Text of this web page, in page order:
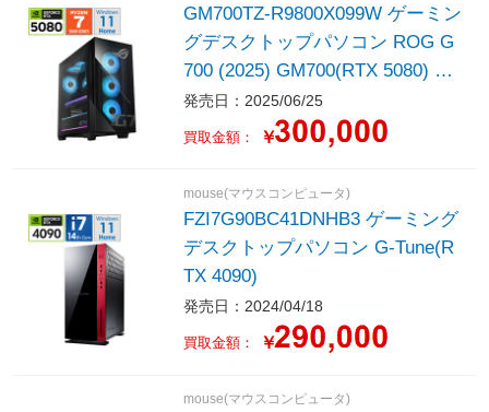
GM700TZ-R9800X099W ゲーミン
グデスクトップパソコン ROG G
700 (2025) GM700(RTX 5080) ブ
ラック ［Windows11 Home /AMD
Ryzen7 /メモリ：64GB /SSD：2
TB /Officeソフト無し /2025年6月
モデル］
発売日：2025/06/25
買取金額： ￥
mouse(マウスコンピュータ)
FZI7G90BC41DNHB3 ゲーミング
デスクトップパソコン G-Tune(R
TX 4090)
発売日：2024/04/18
買取金額： ￥
mouse(マウスコンピュータ)